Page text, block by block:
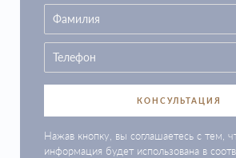
КОНСУЛЬТАЦИЯ
Нажав кнопку, вы соглашаетесь с тем,
информация будет использована в